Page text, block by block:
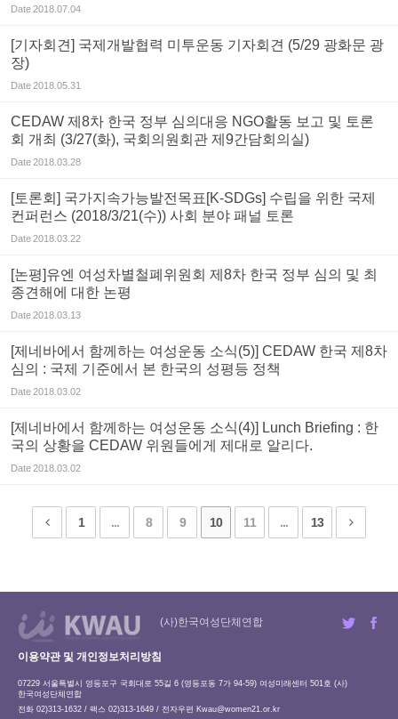
Date2018.07.04
[기자회견] 국제개발협력 미투운동 기자회견 (5/29 광화문 광
장)
Date2018.05.31
CEDAW 제8차 한국 정부 심의대응 NGO활동 보고 및 토론
회 개최 (3/27(화), 국회의원회관 제9간담회의실)
Date2018.03.28
[토론회] 국가지속가능발전목표[K-SDGs] 수립을 위한 국제
컨퍼런스 (2018/3/21(수)) 사회 분야 패널 토론
Date2018.03.22
[논평]유엔 여성차별철폐위원회 제8차 한국 정부 심의 및 최
종견해에 대한 논평
Date2018.03.13
[제네바에서 함께하는 여성운동 소식(5)] CEDAW 한국 제8차
심의 : 국제 기준에서 본 한국의 성평등 정책
Date2018.03.02
[제네바에서 함께하는 여성운동 소식(4)] Lunch Briefing : 한
국의 상황을 CEDAW 위원들에게 제대로 알리다.
Date2018.03.02
1 ... 8 9 10 11 ... 13
(사)한국여성단체연합
이용약관 및 개인정보처리방침
07229 서울특별시 영등포구 국회대로 55길 6 (영등포동 7가 94-59) 여성미래센터 501호 (사)
한국여성단체연합
전화 02)313-1632 / 팩스 02)313-1649 / 전자우편 Kwau@women21.or.kr